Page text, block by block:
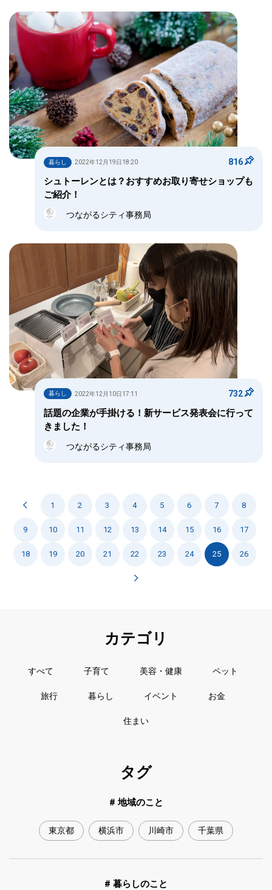
暮らし 2022年12月19日18:20 816
シュトーレンとは？おすすめお取り寄せショップも
ご紹介！
つながるシティ事務局
暮らし 2022年12月10日17:11 732
話題の企業が手掛ける！新サービス発表会に行って
きました！
つながるシティ事務局
1 2 3 4 5 6 7 8
9 10 11 12 13 14 15 16 17
18 19 20 21 22 23 24 25 26
カテゴリ
すべて 子育て 美容・健康 ペット
旅行 暮らし イベント お金
住まい
タグ
# 地域のこと
東京都 横浜市 川崎市 千葉県
# 暮らしのこと